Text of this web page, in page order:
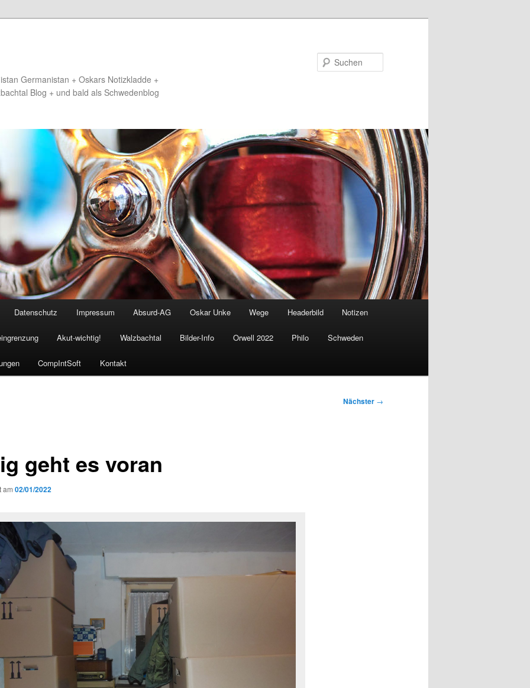
Germanistan + Oskars Notizkladde +
Blog + und bald als Schwedenblog
Datenschutz Impressum Absurd-AG Oskar Unke Wege Headerbild Notizen
Akut-wichtig! Walzbachtal Bilder-Info Orwell 2022 Philo Schweden
CompIntSoft Kontakt
Nächster →
geht es voran
am 02/01/2022